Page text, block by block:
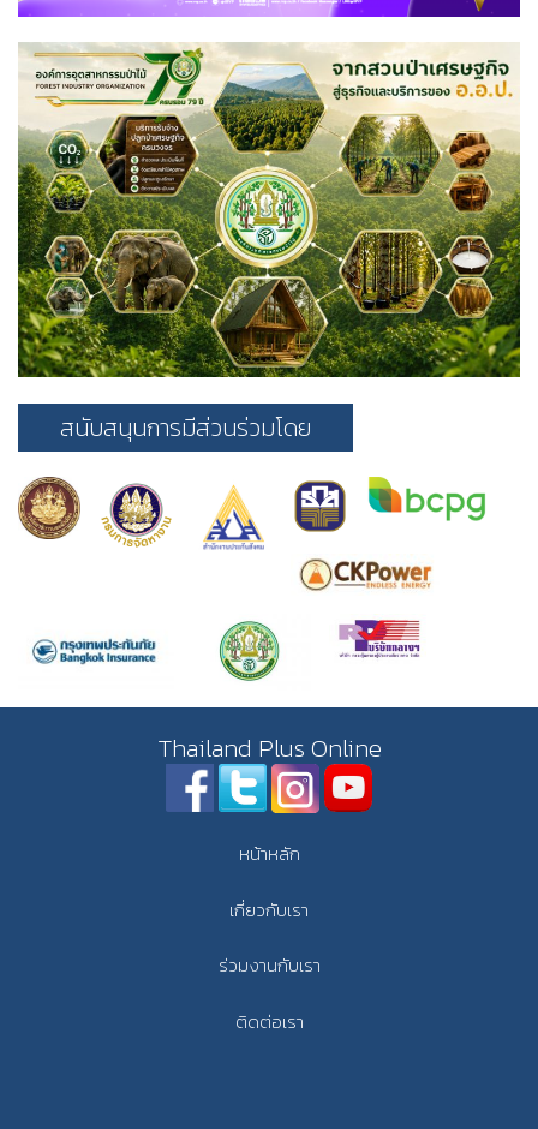
สนับสนุนการมีส่วนร่วมโดย
Thailand Plus Online
หน้าหลัก
เกี่ยวกับเรา
ร่วมงานกับเรา
ติดต่อเรา